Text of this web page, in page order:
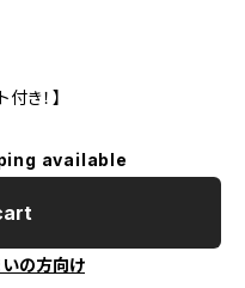
き！】
available
の方向け